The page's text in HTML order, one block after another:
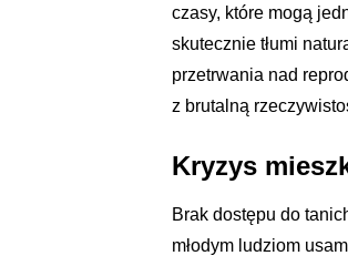
czasy, które mogą
skutecznie tłumi
przetrwania nad
z brutalną
Kryzys
Brak dostępu do
młodym ludziom